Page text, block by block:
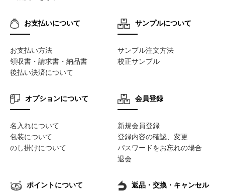
お支払いについて
お支払い方法
領収書・請求書・納品書
後払い決済について
サンプルについて
サンプル注文方法
校正サンプル
オプションについて
名入れについて
包装について
のし掛けについて
会員登録
新規会員登録
登録内容の確認、変更
パスワードをお忘れの場合
退会
ポイントについて 返品・交換・キャンセル